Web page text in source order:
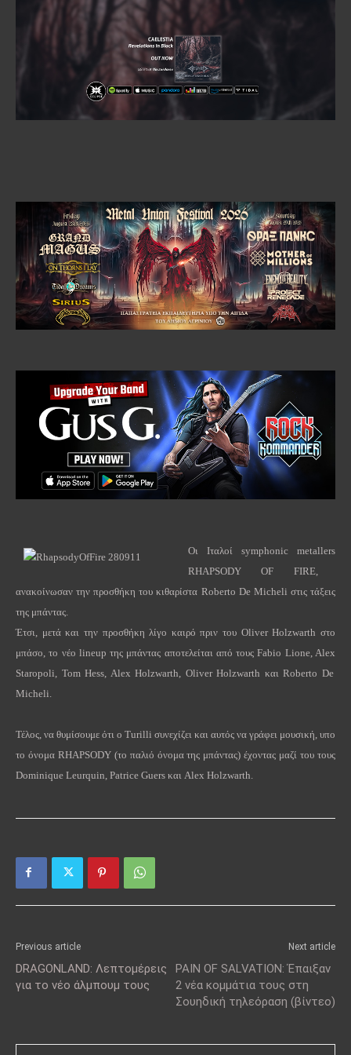
Οι Ιταλοί symphonic
metallers
RHAPSODY
OF FIRE,
ανακοίνωσαν την προσθήκη του κιθαρίστα Roberto De Micheli στις τάξεις
της μπάντας.
Έτσι, μετά και την προσθήκη λίγο καιρό πριν του Oliver Holzwarth στο
μπάσο, το νέο lineup της μπάντας αποτελείται από τουςFabio Lione, Alex
Staropoli
Tom Hess Alex Holzwarth Oliver Holzwarth και Roberto De
Micheli
Τέλος, να θυμίσουμε ότι ο Turilli συνεχίζει και αυτός να γράφει μουσική, υπο
το όνομα RHAPSODY(το παλιό όνομα της μπάντας) έχοντας μαζί του τους
Dominique Leurquin Patrice Guers και Alex Holzwarth
Previous article
DRAGONLAND: Λεπτομέρεις
για το νέο άλμπουμ τους
Next article
PAIN OF SALVATION: Έπαιξαν
2 νέα κομμάτια τους στη
Σουηδική τηλεόραση (βίντεο)